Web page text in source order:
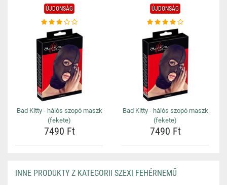
ÚJDONSÁG
Bad Kitty - hálós szopó maszk
(fekete)
7490 Ft
ÚJDONSÁG
Bad Kitty - hálós szopó maszk
(fekete)
7490 Ft
INNE PRODUKTY Z KATEGORII SZEXI FEHÉRNEMŰ